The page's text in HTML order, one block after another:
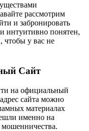
рассмотрим
и забронировать
интуитивно понятен,
у вас не
Сайт
на официальный
сайта можно
материалах
именно на